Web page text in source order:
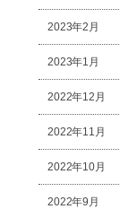
2023年2月
2023年1月
2022年12月
2022年11月
2022年10月
2022年9月